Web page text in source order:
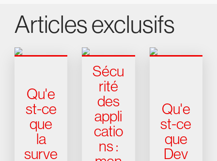
Articles exclusifs
Qu'e
st-ce
que
la
surve
Sécu
rité
des
appli
catio
ns :
Qu'e
st-ce
que
Dev